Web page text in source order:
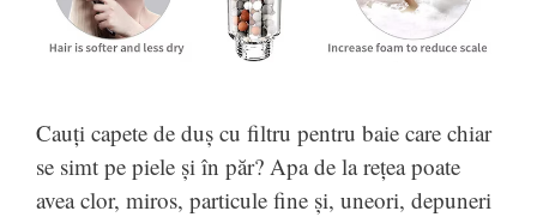
Cauți capete de duș cu filtru pentru baie care chiar
se simt pe piele și în păr? Apa de la rețea poate
avea clor, miros, particule fine și, uneori, depuneri